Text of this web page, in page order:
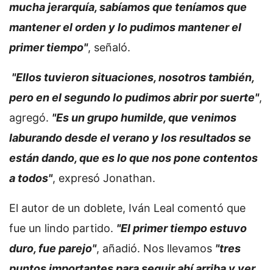
mucha jerarquía, sabíamos que teníamos que
mantener el orden y lo pudimos mantener el
primer tiempo", señaló.
"Ellos tuvieron situaciones, nosotros también,
pero en el segundo lo pudimos abrir por suerte",
agregó. "Es un grupo humilde, que venimos
laburando desde el verano y los resultados se
están dando, que es lo que nos pone contentos
a todos", expresó Jonathan.
El autor de un doblete, Iván Leal comentó que
fue un lindo partido. "El primer tiempo estuvo
duro, fue parejo", añadió. Nos llevamos "tres